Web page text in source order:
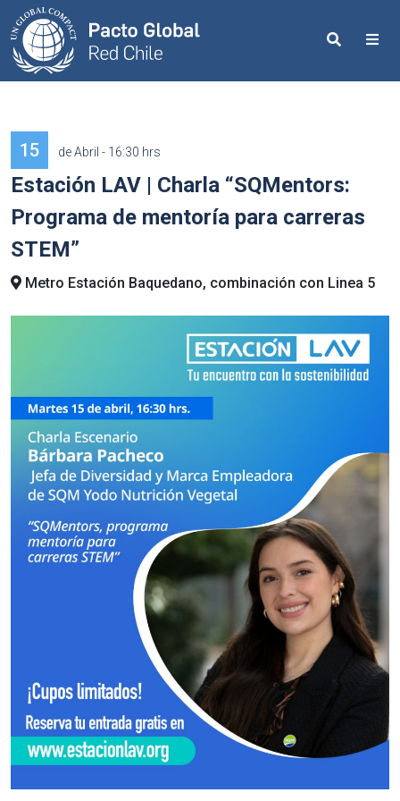
Search
15 de Abril - 16:30 hrs
Estación LAV | Charla “SQMentors:
Programa de mentoría para carreras
STEM”
Metro Estación Baquedano, combinación con Linea 5